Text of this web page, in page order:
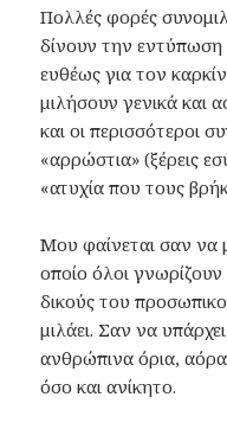
Πολλές φορές
δίνουν την
ευθέως για τον
μιλήσουν γενικά και
και οι περισσότεροι
«αρρώστια» (ξέρεις
«ατυχία που τους
Μου φαίνεται σαν να
οποίο όλοι
δικούς του
μιλάει. Σαν να
ανθρώπινα όρια,
όσο και ανίκητο.